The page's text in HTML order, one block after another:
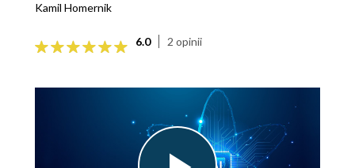
Kamil Homernik
6.0 2 opinii